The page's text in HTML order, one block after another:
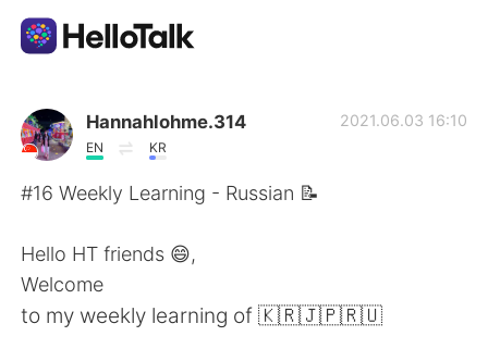
Sprachaustausch-App
AI Grammar Checker
English 简体中文
Hannahlohme.314
EN KR
2021.06.03 16:10
#16 Weekly Learning - Russian 📝
Hello HT friends 😄,
Welcome
to my weekly learning of 🇰🇷🇯🇵🇷🇺